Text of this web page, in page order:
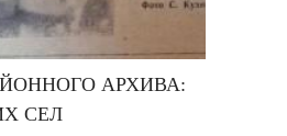
АРХИВА:
СЕЛ